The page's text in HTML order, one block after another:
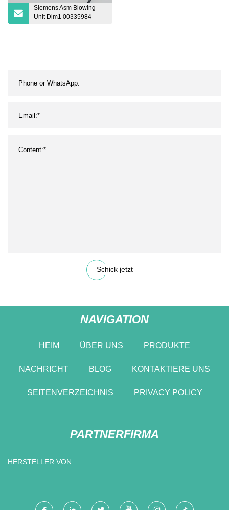
Siemens Asm Blowing
Unit Dlm1 00335984
Pick-and-Place-
Schick jetzt
NAVIGATION
HEIM ÜBER UNS PRODUKTE
NACHRICHT BLOG KONTAKTIERE UNS
SEITENVERZEICHNIS PRIVACY POLICY
PARTNERFIRMA
HERSTELLER VON